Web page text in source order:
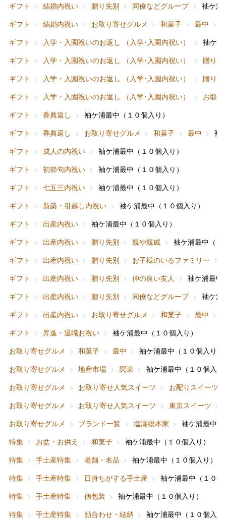
ギフト
結婚内祝い 贈り先別 同僚などグループ
袖ケ浦
ギフト
結婚内祝い お取り寄せグルメ 和菓子 最中
ギフト
入学・入園祝いのお返し （入学･入園内祝い）
袖ケ
ギフト
入学・入園祝いのお返し （入学･入園内祝い）
贈り先
ギフト
入学・入園祝いのお返し （入学･入園内祝い）
贈り先
ギフト
入学・入園祝いのお返し （入学･入園内祝い）
お取
ギフト
香典返し
袖ケ浦最中（１０個入り）
ギフト
香典返し お取り寄せグルメ 和菓子 最中
袖
ギフト
成人の内祝い
袖ケ浦最中（１０個入り）
ギフト
初節句内祝い
袖ケ浦最中（１０個入り）
ギフト
七五三内祝い
袖ケ浦最中（１０個入り）
ギフト
新築・引越し内祝い
袖ケ浦最中（１０個入り）
ギフト
出産内祝い
袖ケ浦最中（１０個入り）
ギフト
出産内祝い 贈り先別 親や親戚
袖ケ浦最中（１
ギフト
出産内祝い 贈り先別 お子様のいるファミリー
ギフト
出産内祝い 贈り先別 仲の良い友人
袖ケ浦最中
ギフト
出産内祝い 贈り先別 同僚などグループ
袖ケ浦
ギフト
出産内祝い お取り寄せグルメ 和菓子 最中
ギフト
昇進・退職お祝い
袖ケ浦最中（１０個入り）
お取り寄せグルメ
和菓子 最中
袖ケ浦最中（１０個入り）
お取り寄せグルメ
地産市場 関東
袖ケ浦最中（１０個入り
お取り寄せグルメ
お取り寄せ人気スイーツ
お配りスイーツ
お取り寄せグルメ
お取り寄せ人気スイーツ 東京スイーツ
お取り寄せグルメ
ブランド一覧 塩瀬総本家
袖ケ浦最中
特集
お盆・お供え 和菓子
袖ケ浦最中（１０個入り）
特集
手土産特集 老舗・名品
袖ケ浦最中（１０個入り）
特集
手土産特集 日持ちがする手土産
袖ケ浦最中（１０
特集
手土産特集 個包装
袖ケ浦最中（１０個入り）
特集
手土産特集 顔合わせ・結納
袖ケ浦最中（１０個入り
フード＆スイーツ
ファッション
ホーム＆インテリア
出産内祝い
結婚内祝い
バレンタインチョコレート
ホワイトデー
母の日
父の日
お中元